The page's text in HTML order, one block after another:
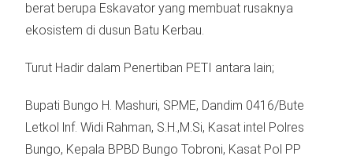
berat berupa Eskavator yang membuat rusaknya
ekosistem di dusun Batu Kerbau.
Turut Hadir dalam Penertiban PETI antara lain;
Bupati Bungo H. Mashuri, SP.ME, Dandim 0416/Bute
Letkol lnf. Widi Rahman, S.H.,M.Si, Kasat intel Polres
Bungo, Kepala BPBD Bungo Tobroni, Kasat Pol PP